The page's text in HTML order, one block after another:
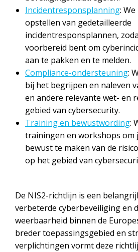
Incidentresponsplanning:
opstellen van gedetailleerde
incidentresponsplannen,
voorbereid bent om
aan te pakken en te melden.
Compliance-ondersteuning:
bij het begrijpen en naleven
en andere relevante wet- en
gebied van cybersecurity.
Training en bewustwording:
trainingen en workshops om
bewust te maken van de
op het gebied van
De NIS2-richtlijn is een
verbeterde cyberbeveiliging en
weerbaarheid binnen de
breder toepassingsgebied en
verplichtingen vormt deze